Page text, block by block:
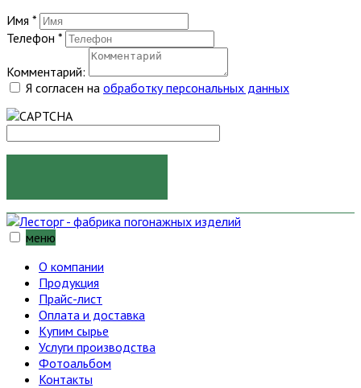
Имя *
Телефон *
Комментарий:
Я согласен на обработку персональных данных
меню
О компании
Продукция
Прайс-лист
Оплата и доставка
Купим сырье
Услуги производства
Фотоальбом
Контакты